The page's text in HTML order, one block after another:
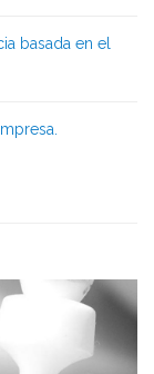
basada en el